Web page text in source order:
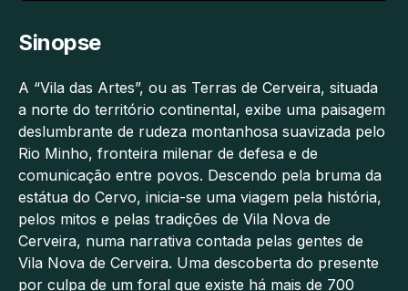
Sinopse
A “Vila das Artes”, ou as Terras de Cerveira, situada
a norte do território continental, exibe uma paisagem
deslumbrante de rudeza montanhosa suavizada pelo
Rio Minho, fronteira milenar de defesa e de
comunicação entre povos. Descendo pela bruma da
estátua do Cervo, inicia-se uma viagem pela história,
pelos mitos e pelas tradições de Vila Nova de
Cerveira, numa narrativa contada pelas gentes de
Vila Nova de Cerveira. Uma descoberta do presente
por culpa de um foral que existe há mais de 700